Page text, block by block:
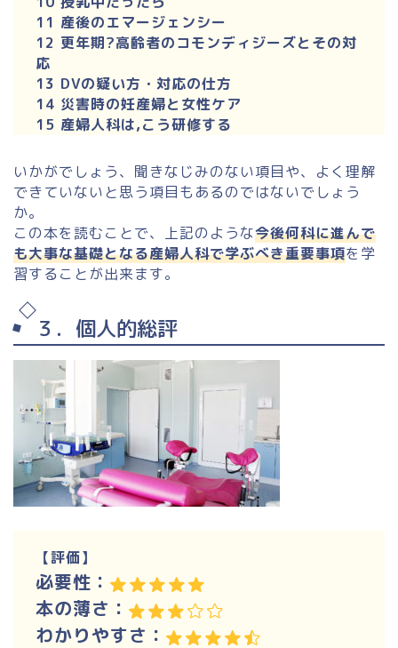
11 産後のエマージェンシー
12 更年期?高齢者のコモンディジーズとその対
応
13 DVの疑い方・対応の仕方
14 災害時の妊産婦と女性ケア
15 産婦人科は,こう研修する
いかがでしょう、聞きなじみのない項目や、よく理解
できていないと思う項目もあるのではないでしょう
か。
この本を読むことで、上記のような今後何科に進んで
も大事な基礎となる産婦人科で学ぶべき重要事項を学
習することが出来ます。
３．個人的総評
【評価】
必要性：
本の薄さ：
わかりやすさ：